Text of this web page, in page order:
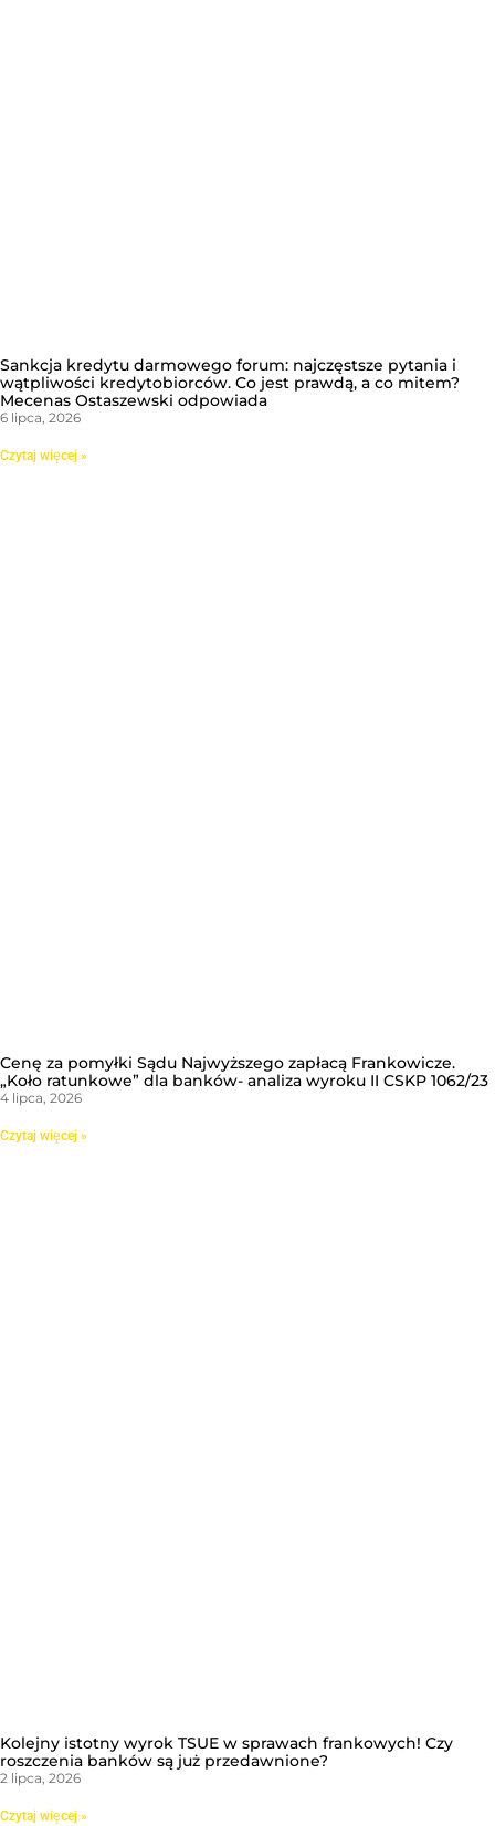
Sankcja kredytu darmowego forum: najczęstsze pytania i
wątpliwości kredytobiorców. Co jest prawdą, a co mitem?
Mecenas Ostaszewski odpowiada
6 lipca, 2026
Czytaj więcej »
Cenę za pomyłki Sądu Najwyższego zapłacą Frankowicze.
„Koło ratunkowe” dla banków- analiza wyroku II CSKP 1062/23
4 lipca, 2026
Czytaj więcej »
Kolejny istotny wyrok TSUE w sprawach frankowych! Czy
roszczenia banków są już przedawnione?
2 lipca, 2026
Czytaj więcej »